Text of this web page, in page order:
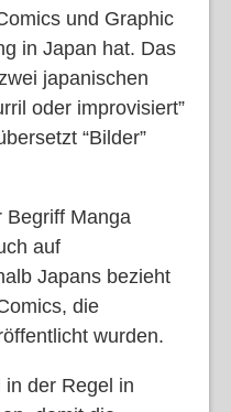
und Graphic
in Japan hat. Das
japanischen
oder improvisiert”
“Bilder”
Begriff Manga
auf
Japans bezieht
die
wurden.
der Regel in